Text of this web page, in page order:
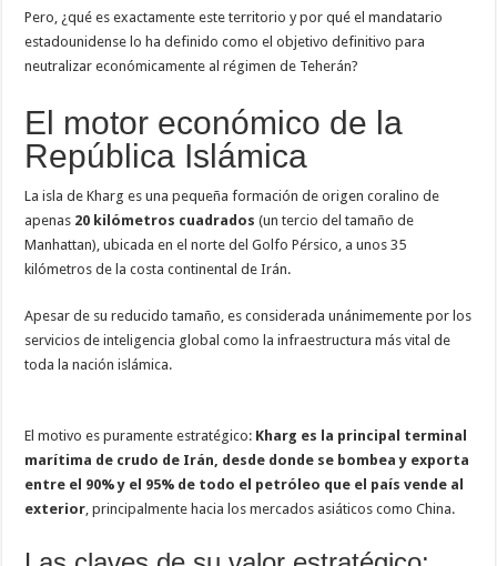
Pero, ¿qué es exactamente este territorio y por qué el mandatario
estadounidense lo ha definido como el objetivo definitivo para
neutralizar económicamente al régimen de Teherán?
El motor económico de la
República Islámica
La isla de Kharg es una pequeña formación de origen coralino de
apenas 20 kilómetros cuadrados (un tercio del tamaño de
Manhattan), ubicada en el norte del Golfo Pérsico, a unos 35
kilómetros de la costa continental de Irán.
Apesar de su reducido tamaño, es considerada unánimemente por los
servicios de inteligencia global como la infraestructura más vital de
toda la nación islámica.
El motivo es puramente estratégico: Kharg es la principal terminal
marítima de crudo de Irán, desde donde se bombea y exporta
entre el 90% y el 95% de todo el petróleo que el país vende al
exterior , principalmente hacia los mercados asiáticos como China.